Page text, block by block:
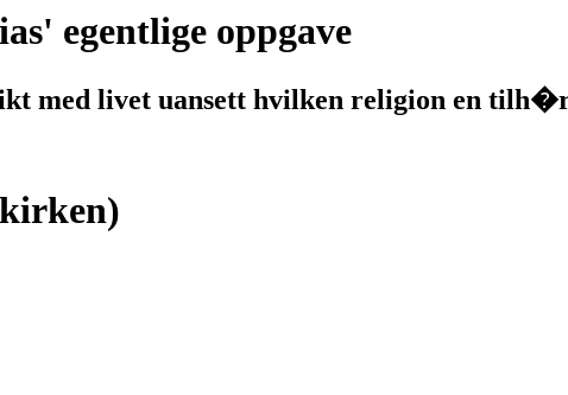
egentlige oppgave
med livet uansett hvilken religion en